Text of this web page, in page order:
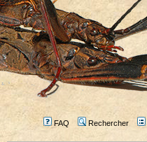
FAQ Rechercher